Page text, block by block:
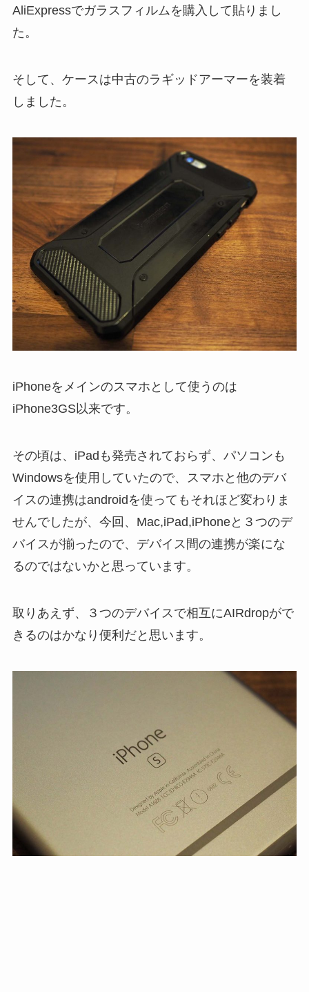
AliExpressでガラスフィルムを購入して貼りまし
た。
そして、ケースは中古のラギッドアーマーを装着
しました。
iPhoneをメインのスマホとして使うのは
iPhone3GS以来です。
その頃は、iPadも発売されておらず、パソコンも
Windowsを使用していたので、スマホと他のデバ
イスの連携はandroidを使ってもそれほど変わりま
せんでしたが、今回、Mac,iPad,iPhoneと３つのデ
バイスが揃ったので、デバイス間の連携が楽にな
るのではないかと思っています。
取りあえず、３つのデバイスで相互にAIRdropがで
きるのはかなり便利だと思います。